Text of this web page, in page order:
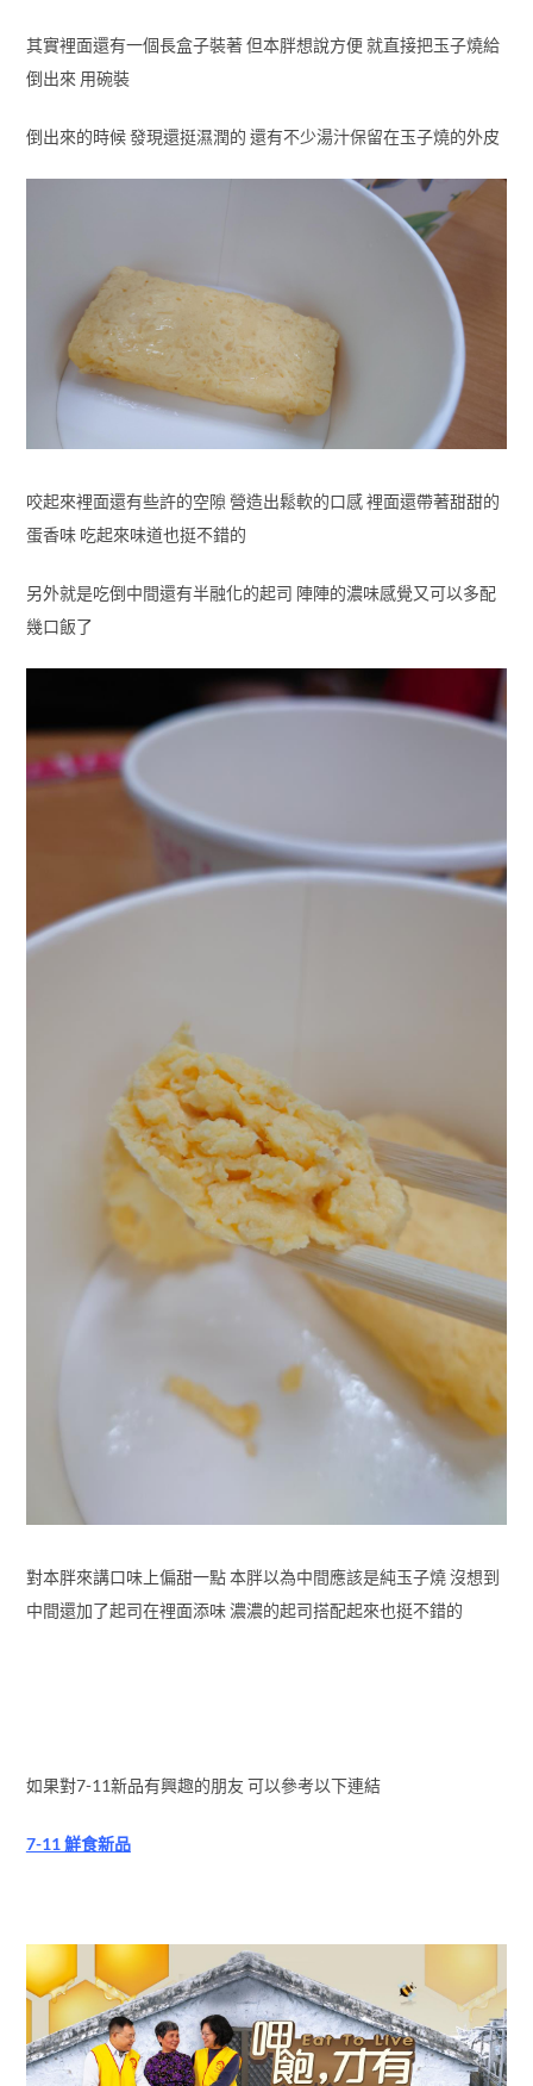
其實裡面還有一個長盒子裝著 但本胖想說方便 就直接把玉子燒給
倒出來 用碗裝
倒出來的時候 發現還挺濕潤的 還有不少湯汁保留在玉子燒的外皮
咬起來裡面還有些許的空隙 營造出鬆軟的口感 裡面還帶著甜甜的
蛋香味 吃起來味道也挺不錯的
另外就是吃倒中間還有半融化的起司 陣陣的濃味感覺又可以多配
幾口飯了
對本胖來講口味上偏甜一點 本胖以為中間應該是純玉子燒 沒想到
中間還加了起司在裡面添味 濃濃的起司搭配起來也挺不錯的
如果對7-11新品有興趣的朋友 可以參考以下連結
7-11 鮮食新品